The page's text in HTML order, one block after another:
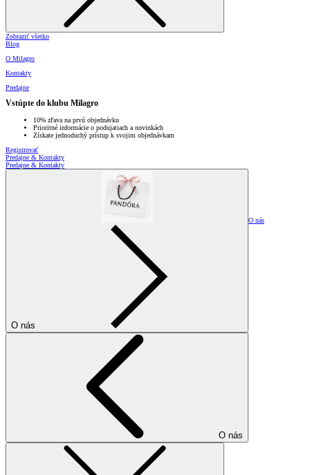
Zobraziť všetko
Blog
O Milagro
Kontakty
Predajne
Vstúpte do klubu Milagro
10% zľava na prvú objednávku
Prioritné informácie o podujatiach a novinkách
Získate jednoduchý prístup k svojim objednávkam
Registrovať
Predajne & Kontakty
Predajne & Kontakty
O nás
O nás
O nás